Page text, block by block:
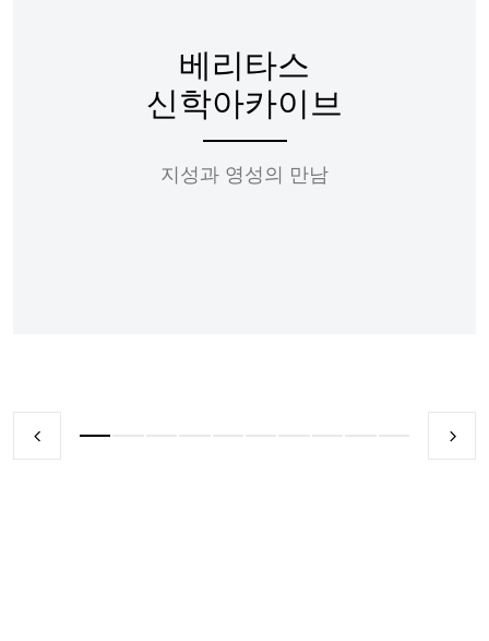
베리타스
신학아카이브
지성과 영성의 만남